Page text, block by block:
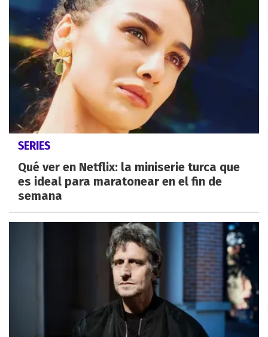
SERIES
Qué ver en Netflix: la miniserie turca que
es ideal para maratonear en el fin de
semana